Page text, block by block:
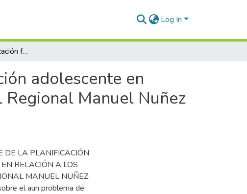
Log In
Alcance de la planificación familiar en la población adolescente en relación a los embarazos no deseados, Hospital Regional Manuel Nuñez Butrón, Puno – 2022
adolescente en
Manuel Nuñez
DE LA PLANIFICACIÓN
RELACIÓN A LOS
MANUEL NUÑEZ
el aun problema de